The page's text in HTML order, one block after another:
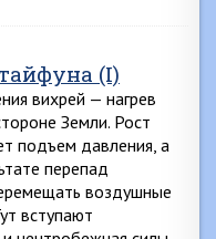
(I)
вихрей — нагрев
Земли. Рост
подъем давления, а
перепад
воздушные
вступают